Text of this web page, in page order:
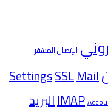
الإتصال المشفر
SettingsSSLMail
IMAPالبريد